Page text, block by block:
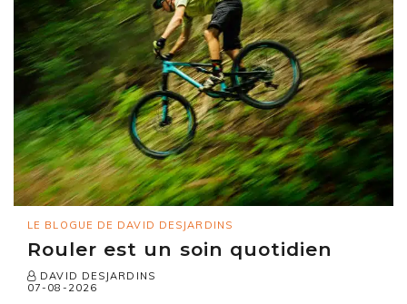
LE BLOGUE DE DAVID DESJARDINS
Rouler est un soin quotidien
DAVID DESJARDINS
07-08-2026